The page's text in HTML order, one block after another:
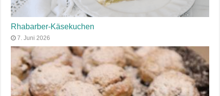
Rhabarber-Käsekuchen
7. Juni 2026